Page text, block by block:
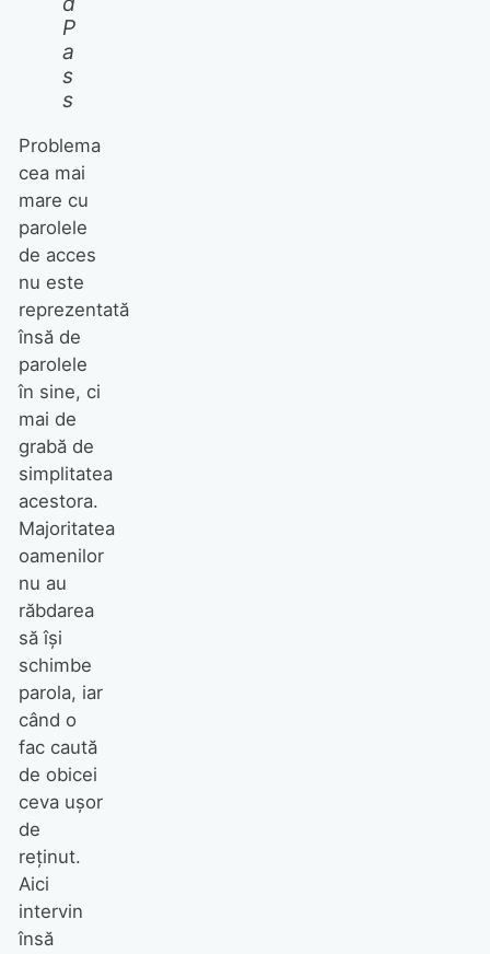
P
a
s
s
Problema
cea mai
mare cu
parolele
de acces
nu este
reprezentată
însă de
parolele
în sine, ci
mai de
grabă de
simplitatea
acestora.
Majoritatea
oamenilor
nu au
răbdarea
să își
schimbe
parola, iar
când o
fac caută
de obicei
ceva ușor
de
reținut.
Aici
intervin
însă